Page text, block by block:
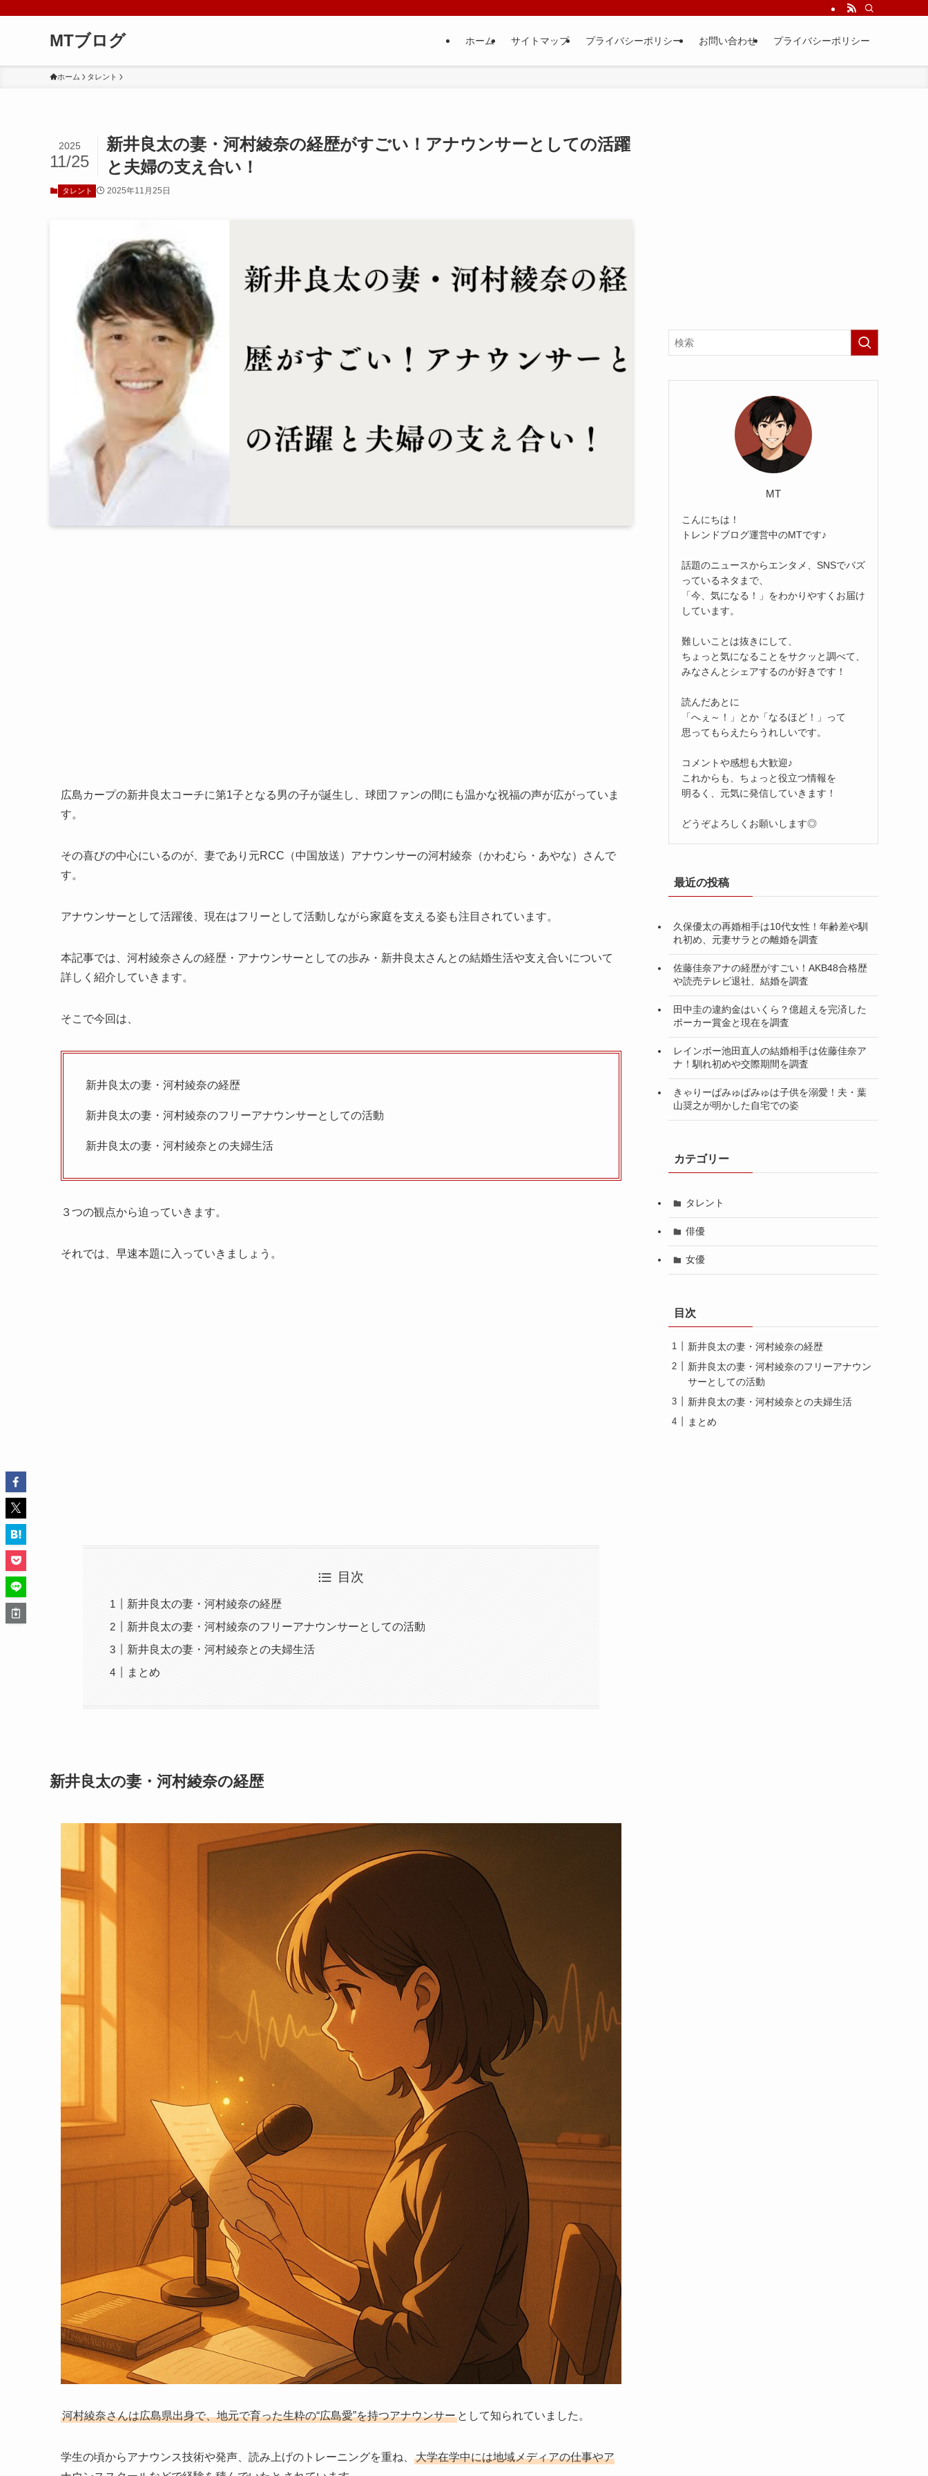
MTブログ ホーム サイトマップ プライバシーポリシー お問い合わせ プライバシーポリシー
ホーム タレント
新井良太の妻・河村綾奈の経歴がすごい！アナウンサーとしての活躍
と夫婦の支え合い！
2025
11/25
タレント 2025年11月25日
広島カープの新井良太コーチに第1子となる男の子が誕生し、球団ファンの間にも温かな祝福の声が広がっていま
す。
その喜びの中心にいるのが、妻であり元RCC（中国放送）アナウンサーの河村綾奈（かわむら・あやな）さんで
す。
アナウンサーとして活躍後、現在はフリーとして活動しながら家庭を支える姿も注目されています。
本記事では、河村綾奈さんの経歴・アナウンサーとしての歩み・新井良太さんとの結婚生活や支え合いについて
詳しく紹介していきます。
そこで今回は、
新井良太の妻・河村綾奈の経歴
新井良太の妻・河村綾奈のフリーアナウンサーとしての活動
新井良太の妻・河村綾奈との夫婦生活
３つの観点から迫っていきます。
それでは、早速本題に入っていきましょう。
目次
新井良太の妻・河村綾奈の経歴
新井良太の妻・河村綾奈のフリーアナウンサーとしての活動
新井良太の妻・河村綾奈との夫婦生活
まとめ
新井良太の妻・河村綾奈の経歴
河村綾奈さんは広島県出身で、地元で育った生粋の“広島愛”を持つアナウンサー として知られていました。
学生の頃からアナウンス技術や発声、読み上げのトレーニングを重ね、
大学在学中には地域メディアの仕事やア
MT
こんにちは！
トレンドブログ運営中のMTです♪
話題のニュースからエンタメ、SNSでバズ
っているネタまで、
「今、気になる！」をわかりやすくお届け
しています。
難しいことは抜きにして、
ちょっと気になることをサクッと調べて、
みなさんとシェアするのが好きです！
読んだあとに
「へぇ～！」とか「なるほど！」って
思ってもらえたらうれしいです。
コメントや感想も大歓迎♪
これからも、ちょっと役立つ情報を
明るく、元気に発信していきます！
どうぞよろしくお願いします◎
最近の投稿
久保優太の再婚相手は10代女性！年齢差や馴
れ初め、元妻サラとの離婚を調査
佐藤佳奈アナの経歴がすごい！AKB48合格歴
や読売テレビ退社、結婚を調査
田中圭の違約金はいくら？億超えを完済した
ポーカー賞金と現在を調査
レインボー池田直人の結婚相手は佐藤佳奈ア
ナ！馴れ初めや交際期間を調査
きゃりーぱみゅぱみゅは子供を溺愛！夫・葉
山奨之が明かした自宅での姿
カテゴリー
タレント
俳優
女優
目次
新井良太の妻・河村綾奈の経歴
新井良太の妻・河村綾奈のフリーアナウン
サーとしての活動
新井良太の妻・河村綾奈との夫婦生活
まとめ